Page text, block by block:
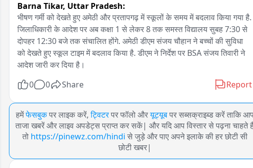
Barna Tikar, Uttar Pradesh:
भीषण गर्मी को देखते हुए अमेठी और प्रतापगढ़ में स्कूलों के समय में बदलाव किया गया है.
जिलाधिकारी के आदेश पर अब कक्षा 1 से लेकर 8 तक समस्त विद्यालय सुबह 7:30 से
दोपहर 12:30 बजे तक संचालित होंगे. अमेठी डीएम संजय चौहान ने बच्चों की सुविधा
को देखते हुए स्कूल टाइम में बदलाव किया है. डीएम ने निर्देश पर BSA संजय तिवारी ने
आदेश जारी कर दिया है।
0
0 Share Report
हमेंफेसबुक पर लाइक करें, ट्विटर पर फॉलो औरयूट्यूब पर सब्सक्राइब्ड करें ताकि
ताजा खबरें और लाइव अपडेट्स प्राप्त कर सकें| और यदि आप विस्तार से पढ़ना चाहते
तो https://pinewz.com/hindi से जुड़े और पाए अपने इलाके की हर छोटी सी
छोटी खबर|